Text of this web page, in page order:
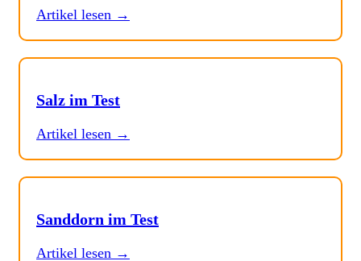
Artikel lesen →
Salz im Test
Artikel lesen →
Sanddorn im Test
Artikel lesen →